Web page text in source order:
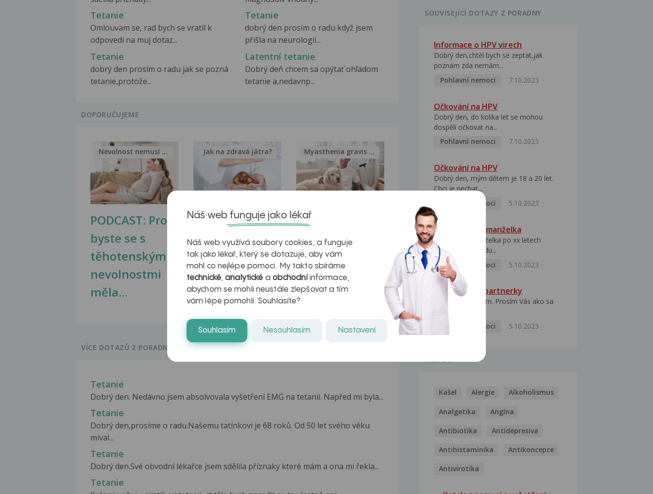
Tetanie
Omlouvam se, rad bych se vratil k
odpovedi na muj dotaz...
Tetanie
dobrý den prosím o radu když jsem
přišla na neurologii...
Tetanie
dobrý den prosím o radu jak se pozná
tetanie,protože...
Latentní tetanie
Dobrý deň chcem sa opýtať ohľadom
tetanie a,nedavnp...
DOPORUČUJEME
PODCAST: Proč
byste se s
těhotenskými
nevolnostmi
měla...
Nevolnost nemusí být nutnou...
Ztukovatění
jater v datech a
obrazech
Jak na zdravá játra?
Inovativní
léčba
myastenie –
naděje pro ty,
kteří ji...
Myasthenia gravis – vše, co...
VÍCE DOTAZŮ Z PORADNY
Tetanie
Dobrý den. Nedávno jsem absolvovala vyšetření EMG na tetanii. Napřed mi byla...
Tetanie
Dobrý den,prosíme o radu.Našemu tatínkovi je 68 roků. Od 50 let svého věku
míval...
Tetanie
Dobrý den.Své obvodní lékařce jsem sdělila příznaky které mám a ona mi řekla...
Tetanie
SOUVISEJÍCÍ DOTAZY Z PORADNY
Informace o HPV virech
Dobrý den,chtěl bych se zeptat,jak
poznám zda nemám...
Pohlavní nemoci
7.10.2023
Očkování na HPV
Dobrý den, do kolika let se mohou
dospělí očkovat na...
Pohlavní nemoci
7.10.2023
Očkování na HPV
Dobrý den, mým dětem je 18 a 20 let.
Chci je nechat...
Pohlavní nemoci
5.10.2023
HPV pozitivní manželka
Dobrý den, manželka po xx letech
přivezla z Východu...
Pohlavní nemoci
5.10.2023
HPV typ 52 u partnerky
Dobrý deň prajem. Prosím Vás ako sa
Pohlavní nemoci
5.10.2023
NEMOCI
Kašel Alergie Alkoholismus
Analgetika Angína
Antibiotika Antidepresiva
Antihistaminika Antikoncepce
Antivirotika
Náš web funguje jako lékař
Náš web využívá soubory cookies, a funguje
tak jako lékař, který se dotazuje, aby vám
mohl co nejlépe pomoci. My takto sbíráme
technické,analytické a obchodníinformace,
abychom se mohli neustále zlepšovat a tím
vám lépe pomohli. Souhlasíte?
Souhlasím Nesouhlasím Nastavení